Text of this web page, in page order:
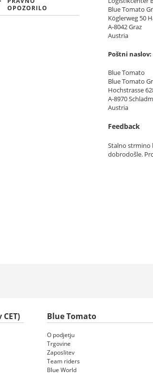
OPOZORILO
Blue Tomato
Köglerweg 50
A-8042 Graz
Austria
Poštni naslov:
Blue Tomato
Blue Tomato
Hochstrasse
A-8970
Austria
Feedback
Stalno strmino
dobrodošle.
Blue Tomato
O podjetju
Trgovine
Zaposlitev
Team riders
Blue World